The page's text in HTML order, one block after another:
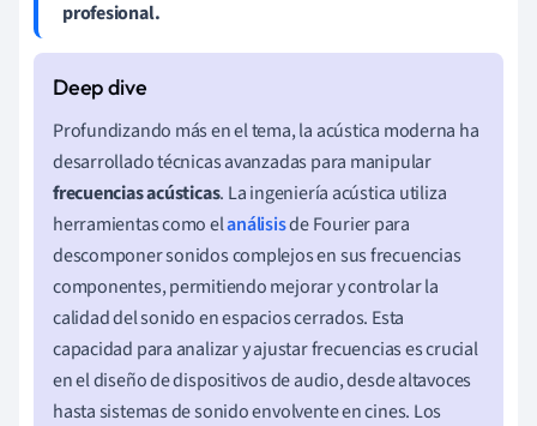
profesional.
Profundizando más en el tema, la acústica moderna ha
desarrollado técnicas avanzadas para manipular
frecuencias acústicas. La ingeniería acústica utiliza
herramientas como elanálisisde Fourier para
descomponer sonidos complejos en sus frecuencias
componentes, permitiendo mejorar y controlar la
calidad del sonido en espacios cerrados. Esta
capacidad para analizar y ajustar frecuencias es crucial
en el diseño de dispositivos de audio, desde altavoces
hasta sistemas de sonido envolvente en cines. Los